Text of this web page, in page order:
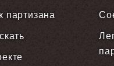
партизана